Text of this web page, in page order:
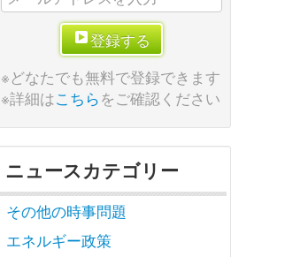
登録する
※どなたでも無料で登録できます
※詳細はこちらをご確認ください
ニュースカテゴリー
その他の時事問題
エネルギー政策